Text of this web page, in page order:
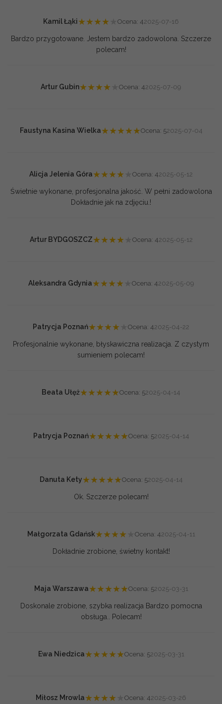
Kamil Łąki★★★★ Ocena: 42025-07-16
Bardzo przygotowane. Jestem bardzo zadowolona. Szczerze
polecam!
Artur Gubin★★★★ Ocena: 42025-07-09
Faustyna Kasina Wielka★★★★★Ocena: 52025-07-04
Alicja Jelenia Góra★★★★ Ocena: 42025-05-12
Świetnie wykonane, profesjonalna jakość. W pełni zadowolona
Dokładnie jak na zdjęciu.!
Artur BYDGOSZCZ★★★★ Ocena: 42025-05-12
Aleksandra Gdynia★★★★ Ocena: 42025-05-09
Patrycja Poznań★★★★ Ocena: 42025-04-22
Profesjonalnie wykonane, błyskawiczna realizacja. Z czystym
sumieniem polecam!
Beata Ułęż★★★★★Ocena: 52025-04-14
Patrycja Poznań★★★★★Ocena: 52025-04-14
Danuta Kety★★★★★Ocena: 52025-04-14
Ok. Szczerze polecam!
Małgorzata Gdańsk★★★★ Ocena: 42025-04-11
Dokładnie zrobione, świetny kontakt!
Maja Warszawa★★★★★Ocena: 52025-03-31
Doskonale zrobione, szybka realizacja Bardzo pomocna
obsługa.. Polecam!
Ewa Niedzica★★★★★Ocena: 52025-03-31
Miłosz Mrowla★★★★ Ocena: 42025-03-26